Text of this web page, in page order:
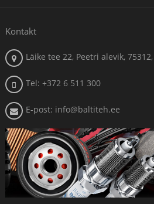
Kontakt
Läike tee 22, Peetri alevik,
Tel: +372 6 511 300
E-post: info@baltiteh.ee